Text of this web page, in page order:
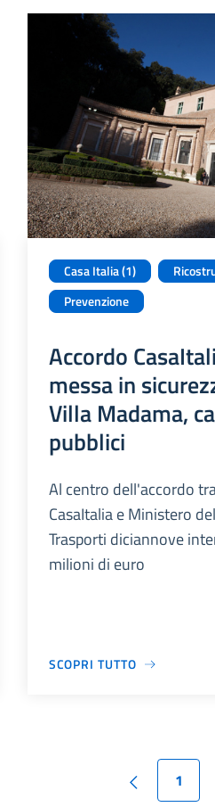
Casa Italia (1)
Prevenzione
Accordo
messa in
Villa Madama,
pubblici
Al centro dell'accordo
CasaItalia e Ministero
Trasporti diciannove
milioni di euro
SCOPRI TUTTO
1